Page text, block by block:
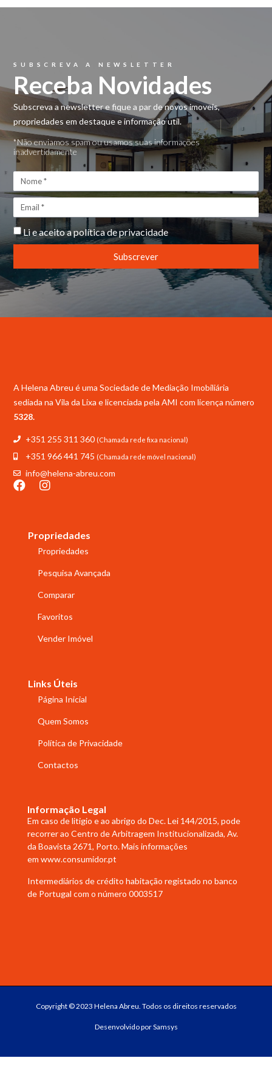
SUBSCREVA A NEWSLETTER
Receba Novidades
Subscreva a newsletter e fique a par de novos imoveis,
propriedades em destaque e informação util.
*Não enviamos spam ou usamos suas informações
inadvertidamente
Li e aceito apolítica de privacidade
Subscrever
A Helena Abreu é uma Sociedade de Mediação Imobiliária
sediada na Vila da Lixa e licenciada pelaAMI com licença número
5328.
+351 255 311 360 (Chamada rede fixa nacional)
+351 966 441 745 (Chamada rede móvel nacional)
info@helena-abreu.com
Propriedades
Propriedades
Pesquisa Avançada
Comparar
Favoritos
Vender Imóvel
Links Úteis
Página Inicial
Quem Somos
Política de Privacidade
Contactos
Informação Legal
Em caso de litigio e ao abrigo do Dec. Lei 144/2015, pode
recorrer ao Centro de Arbitragem Institucionalizada, Av.
da Boavista 2671, Porto. Mais informações
emwww.consumidor.pt
Intermediários de crédito habitação registado no banco
de Portugal com o número 0003517
Copyright © 2023 Helena Abreu. Todos os direitos reservados
Desenvolvido porSamsys